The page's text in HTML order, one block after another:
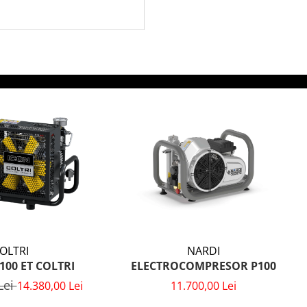
ET COLTRI
14.380,00 Lei
NARDI
ELECTROCOMPRESOR P100
11.700,00 Lei